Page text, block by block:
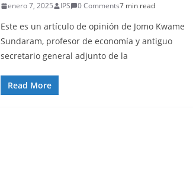
enero 7, 2025 IPS 0 Comments7 min read
Este es un artículo de opinión de Jomo Kwame
Sundaram, profesor de economía y antiguo
secretario general adjunto de la
Read More